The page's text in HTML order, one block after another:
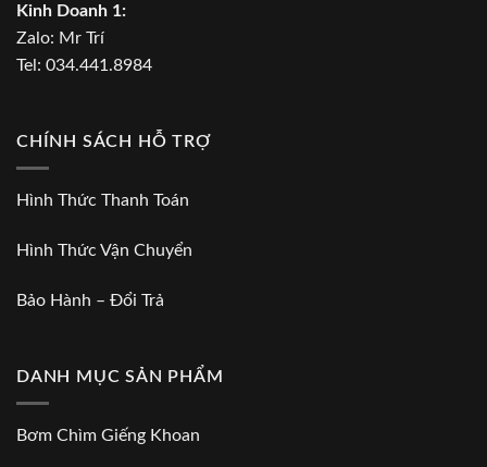
Kinh Doanh 1:
Zalo: Mr Trí
Tel: 034.441.8984
CHÍNH SÁCH HỖ TRỢ
Hình Thức Thanh Toán
Hình Thức Vận Chuyển
Bảo Hành – Đổi Trả
DANH MỤC SẢN PHẨM
Bơm Chìm Giếng Khoan